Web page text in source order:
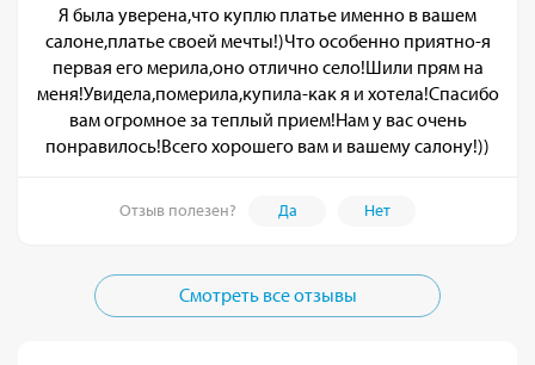
Я была уверена,что куплю платье именно в вашем
салоне,платье своей мечты!)Что особенно приятно-я
первая его мерила,оно отлично село!Шили прям на
меня!Увидела,померила,купила-как я и хотела!Спасибо
вам огромное за теплый прием!Нам у вас очень
понравилось!Всего хорошего вам и вашему салону!))
Отзыв полезен? Да Нет
Смотреть все отзывы